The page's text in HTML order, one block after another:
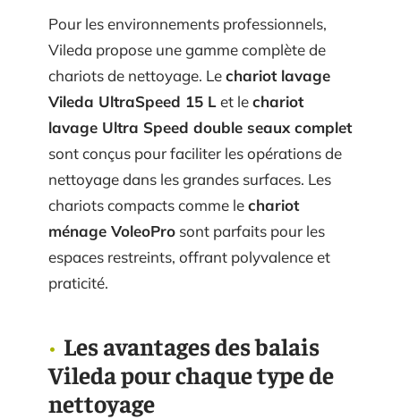
Pour les environnements professionnels,
Vileda propose une gamme complète de
chariots de nettoyage. Lechariot lavage
Vileda UltraSpeed 15 Let lechariot
lavage Ultra Speed double seaux complet
sont conçus pour faciliter les opérations de
nettoyage dans les grandes surfaces. Les
chariots compacts comme lechariot
ménage VoleoPro sont parfaits pour les
espaces restreints, offrant polyvalence et
praticité.
Les avantages des balais
Vileda pour chaque type de
nettoyage